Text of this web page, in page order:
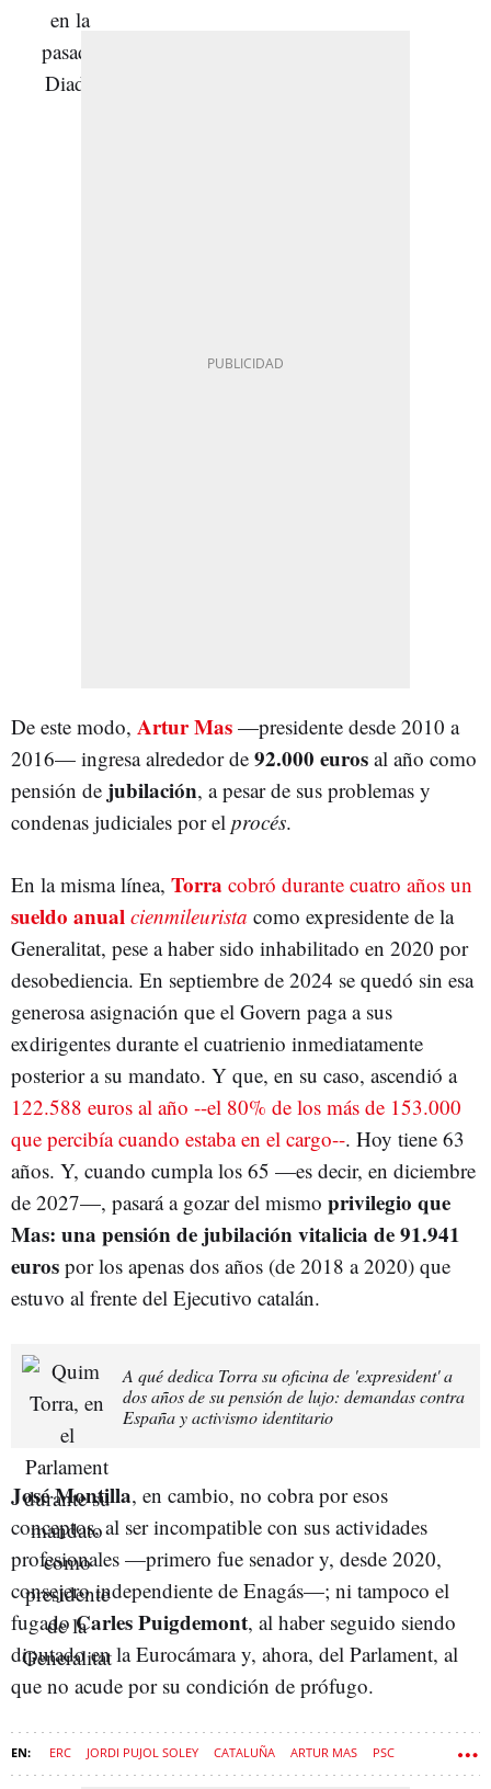
De este modo, Artur Mas —presidente desde 2010 a
2016— ingresa alrededor de 92.000 euros al año como
pensión de jubilación, a pesar de sus problemas y
condenas judiciales por el procés.
En la misma línea, Torra cobró durante cuatro años un
sueldo anual cienmileurista como expresidente de la
Generalitat, pese a haber sido inhabilitado en 2020 por
desobediencia. En septiembre de 2024 se quedó sin esa
generosa asignación que el Govern paga a sus
exdirigentes durante el cuatrienio inmediatamente
posterior a su mandato. Y que, en su caso, ascendió a
122.588 euros al año --el 80% de los más de 153.000
que percibía cuando estaba en el cargo--. Hoy tiene 63
años. Y, cuando cumpla los 65 —es decir, en diciembre
de 2027—, pasará a gozar del mismo privilegio que
Mas: una pensión de jubilación vitalicia de 91.941
euros por los apenas dos años (de 2018 a 2020) que
estuvo al frente del Ejecutivo catalán.
A qué dedica Torra su oficina de 'expresident' a
dos años de su pensión de lujo: demandas contra
España y activismo identitario
José Montilla, en cambio, no cobra por esos
conceptos, al ser incompatible con sus actividades
profesionales —primero fue senador y, desde 2020,
consejero independiente de Enagás—; ni tampoco el
fugadoCarles Puigdemont, al haber seguido siendo
diputado en la Eurocámara y, ahora, del Parlament, al
que no acude por su condición de prófugo.
ERC JORDI PUJOL SOLEY CATALUÑA ARTUR MAS PSC